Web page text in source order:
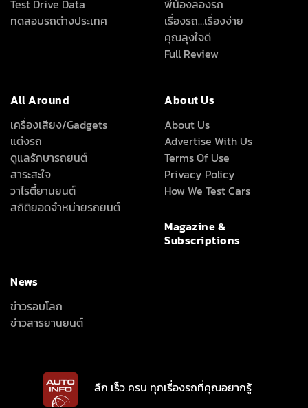
Test Drive Data
ทดสอบรถต่างประเทศ
พี่น้องลองรถ
เรื่องรถ…เรื่องง่าย
คุณลุงใจดี
Full Review
All Around
เครื่องเสียง/Gadgets
แต่งรถ
ดูแลรักษารถยนต์
สาระสะใจ
วาไรตี้ยานยนต์
สถิติยอดจำหน่ายรถยนต์
About Us
About Us
Advertise With Us
Terms Of Use
Privacy Policy
How We Test Cars
Magazine &
Subscriptions
News
ข่าวรอบโลก
ข่าวสารยานยนต์
ลึก เร็ว ครบ ทุกเรื่องรถที่คุณอยากรู้